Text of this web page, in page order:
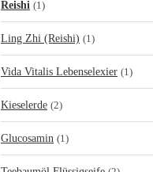
Reishi (1)
Ling Zhi (Reishi) (1)
Vida Vitalis Lebenselexier (1)
Kieselerde (2)
Glucosamin (1)